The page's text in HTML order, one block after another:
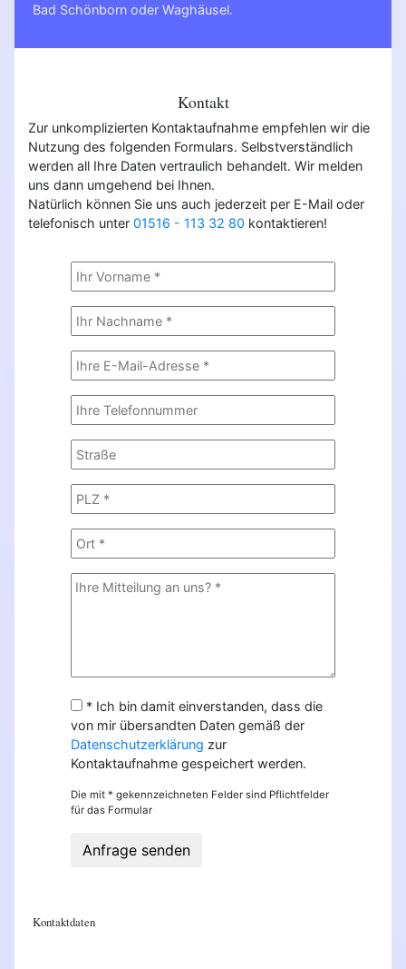
Bad Schönborn oder Waghäusel.
Kontakt
Zur unkomplizierten Kontaktaufnahme empfehlen wir die
Nutzung des folgenden Formulars. Selbstverständlich
werden all Ihre Daten vertraulich behandelt. Wir melden
uns dann umgehend bei Ihnen.
Natürlich können Sie uns auch jederzeit per E-Mail oder
telefonisch unter 01516 - 113 32 80 kontaktieren!
* Ich bin damit einverstanden, dass die
von mir übersandten Daten gemäß der
Datenschutzerklärung zur
Kontaktaufnahme gespeichert werden.
Die mit * gekennzeichneten Felder sind Pflichtfelder
für das Formular
Anfrage senden
Kontaktdaten